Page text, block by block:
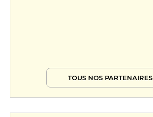
TOUS NOS PARTENAIRES